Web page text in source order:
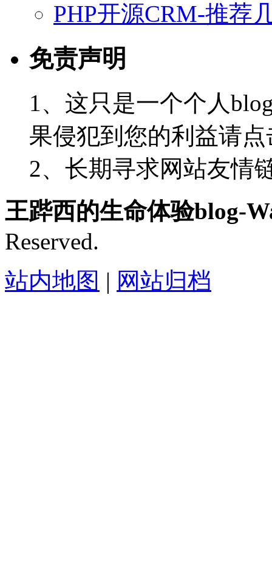
PHP开源CRM-推荐
免责声明
1、这只是一个个人
果侵犯到您的利益请
2、长期寻求网站友情
王跸西的生命体验blog-
Reserved.
站内地图 | 网站归档